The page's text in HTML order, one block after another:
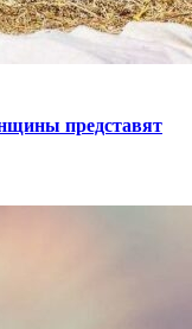
представят